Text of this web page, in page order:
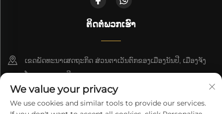
ຕິດຕໍ່ພວກເຮົາ
ເຂດພັດທະນາເສດຖະກິດ ສ່ວນຕາເວັນຕົກຂອງເມືອງນັນປີ, ເມືອງຈັງ
ໂຈວ, ແຂວງເຫຫີ
+86-18617745678
We value your privacy
We use cookies and similar tools to provide our services.